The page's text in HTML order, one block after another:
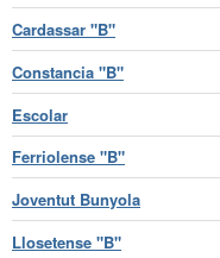
Cardassar "B"
Constancia "B"
Escolar
Ferriolense "B"
Joventut Bunyola
Llosetense "B"